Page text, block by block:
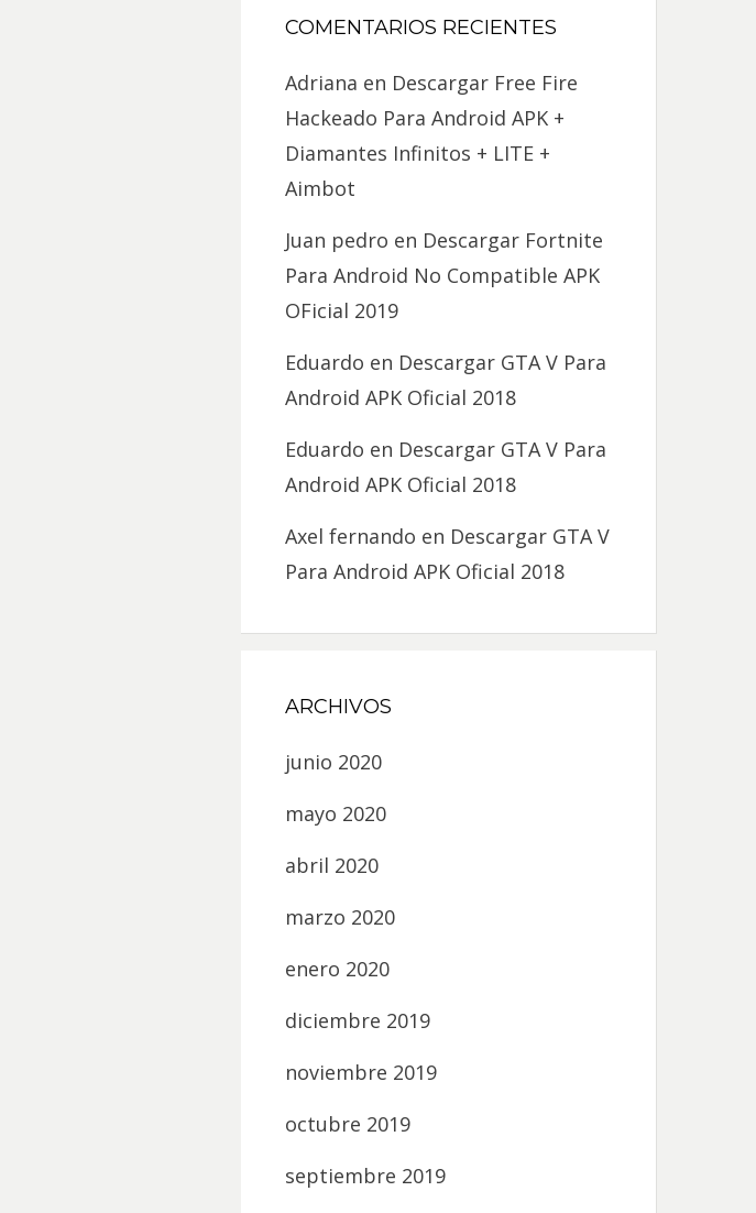
COMENTARIOS RECIENTES
Adriana en Descargar Free Fire
Hackeado Para Android APK +
Diamantes Infinitos + LITE +
Aimbot
Juan pedro en Descargar Fortnite
Para Android No Compatible APK
OFicial 2019
Eduardo en Descargar GTA V Para
Android APK Oficial 2018
Eduardo en Descargar GTA V Para
Android APK Oficial 2018
Axel fernando en Descargar GTA V
Para Android APK Oficial 2018
ARCHIVOS
junio 2020
mayo 2020
abril 2020
marzo 2020
enero 2020
diciembre 2019
noviembre 2019
octubre 2019
septiembre 2019